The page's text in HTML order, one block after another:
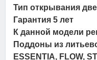
Тип открывания
Гарантия 5 лет
К данной модели
Поддоны из
ESSENTIA, FLOW,